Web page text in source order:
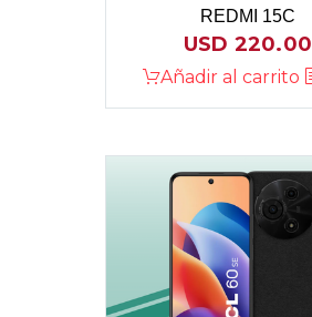
REDMI 15C
USD 220.00
Añadir al carrito